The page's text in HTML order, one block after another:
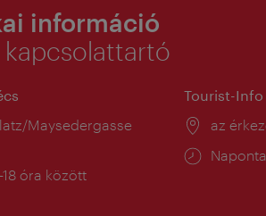
információ
kapcsolattartó
Maysedergasse
óra között
Tourist-Info
az
Nyitva